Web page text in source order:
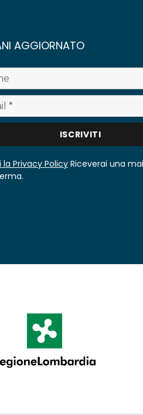
AGGIORNATO
la Privacy PolicyRiceverai una